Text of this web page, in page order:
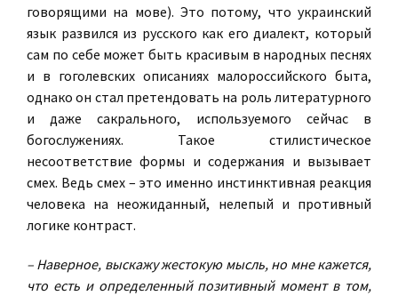
говорящими на мове). Это потому, что украинский
язык развился из русского как его диалект, который
сам по себе может быть красивым в народных песнях
и в гоголевских описаниях малороссийского быта,
однако он стал претендовать на роль литературного
и даже сакрального, используемого сейчас в
богослужениях. Такое стилистическое
несоответствие формы и содержания и вызывает
смех. Ведь смех – это именно инстинктивная реакция
человека на неожиданный, нелепый и противный
логике контраст.
– Наверное, выскажу жестокую мысль, но мне кажется,
что есть и определенный позитивный момент в том,